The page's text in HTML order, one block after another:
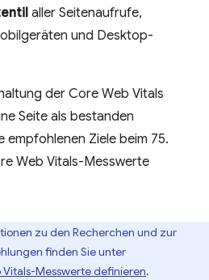
aller Seitenaufrufe,
und Desktop-
der Core Web Vitals
Seite als bestanden
empfohlenen Ziele beim 75.
Web Vitals-Messwerte
zu den Recherchen und zur
finden Sie unter
Messwerte definieren.